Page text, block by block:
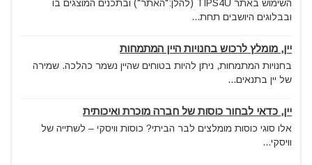
השימוש באתר TIPS4U (להלן:"האתר") ובתכנים המוצגים בו
ובבלוגים היושבים תחת...
יין, מומלץ לרכוש בחנויות היין המתמחות
בחנויות המתמחות, ניתן להיות בטוחים שהיין נשמר כהלכה. שמירה
של יין בתנאים...
יין, כדאי לבחור כוסות של חברה מוכרת ואיכותית
אלו סוגי כוסות מומלצים לבר הביתי? כוסות וויסקי – לשתייה של
וויסקי...